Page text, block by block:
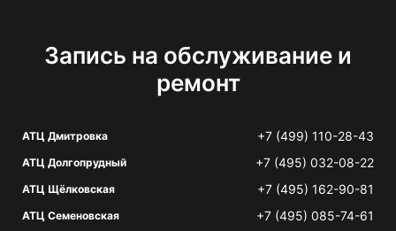
Запись на обслуживание и
ремонт
АТЦ Дмитровка +7 (499) 110-28-43
АТЦ Долгопрудный +7 (495) 032-08-22
АТЦ Щёлковская +7 (495) 162-90-81
АТЦ Семеновская +7 (495) 085-74-61